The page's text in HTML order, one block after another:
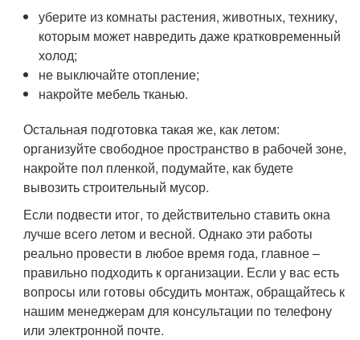
уберите из комнаты растения, животных, технику,
которым может навредить даже кратковременный
холод;
не выключайте отопление;
накройте мебель тканью.
Остальная подготовка такая же, как летом:
организуйте свободное пространство в рабочей зоне,
накройте пол пленкой, подумайте, как будете
вывозить строительный мусор.
Если подвести итог, то действительно ставить окна
лучше всего летом и весной. Однако эти работы
реально провести в любое время года, главное –
правильно подходить к организации. Если у вас есть
вопросы или готовы обсудить монтаж, обращайтесь к
нашим менеджерам для консультации по телефону
или электронной почте.